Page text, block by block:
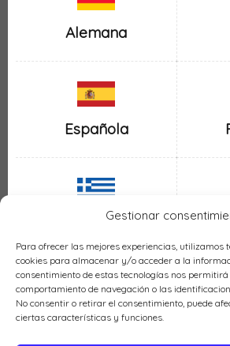
Gestionar
Para ofrecer las mejores experiencias, utilizamos
cookies para almacenar y/o acceder a la
consentimiento de estas tecnologías nos
comportamiento de navegación o las
No consentir o retirar el consentimiento, puede
ciertas características y funciones.
Alemana
Española
Griega
Italiana